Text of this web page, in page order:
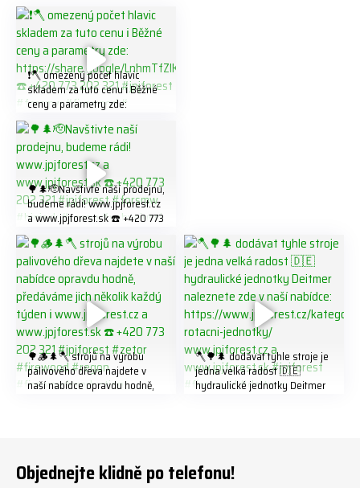
❗️🪓 omezený počet hlavic
skladem za tuto cenu ℹ️ Běžné
ceny a parametry zde:
K8W5t7i6o ☎️ +420 773 202
321 #jpjforest #forsmw
#firewood #
🌳🌲🫡Navštivte naší prodejnu,
budeme rádi! www.jpjforest.cz
a www.jpjforest.sk ☎️ +420 773
#biojack #regon #vahvajussi
🌳🪵🌲🪓 strojů na výrobu
palivového dřeva najdete v
naší nabídce opravdu hodně,
#firewoodproduction
🪓🌳🌲 dodávat tyhle stroje je
jedna velká radost 🇩🇪
hydraulické jednotky Deitmer
#firewood #deitmer
Objednejte klidně po telefonu!